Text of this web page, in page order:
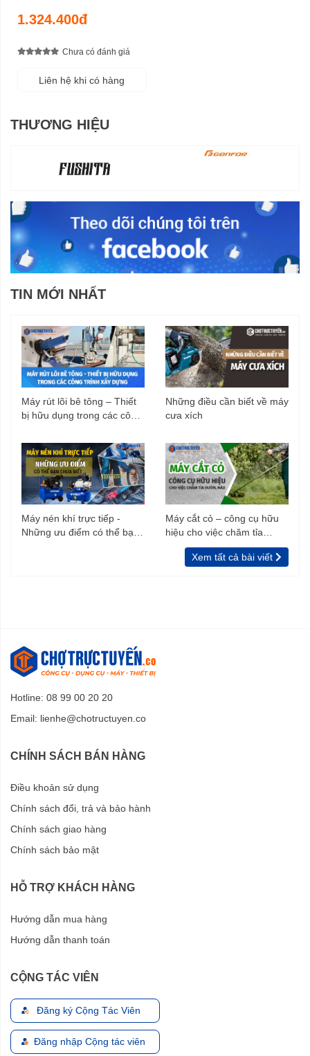
1.324.400đ
Chưa có đánh giá
Liên hệ khi có hàng
THƯƠNG HIỆU
TIN MỚI NHẤT
Máy rút lõi bê tông – Thiết
bị hữu dụng trong các công
Những điều cần biết về máy
cưa xích
Máy nén khí trực tiếp -
Những ưu điểm có thể bạn
Máy cắt cỏ – công cụ hữu
hiệu cho việc chăm tỉa
vườn, rào
Xem tất cả bài viết
Hotline: 08 99 00 20 20
Email: lienhe@chotructuyen.co
CHÍNH SÁCH BÁN HÀNG
Điều khoản sử dụng
Chính sách đổi, trả và bảo hành
Chính sách giao hàng
Chính sách bảo mật
HỖ TRỢ KHÁCH HÀNG
Hướng dẫn mua hàng
Hướng dẫn thanh toán
CỘNG TÁC VIÊN
Đăng ký Cộng Tác Viên
Đăng nhập Cộng tác viên